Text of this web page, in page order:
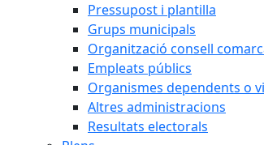
Pressupost i plantilla
Grups municipals
Organització consell
Empleats públics
Organismes dependents o
Altres administracions
Resultats electorals